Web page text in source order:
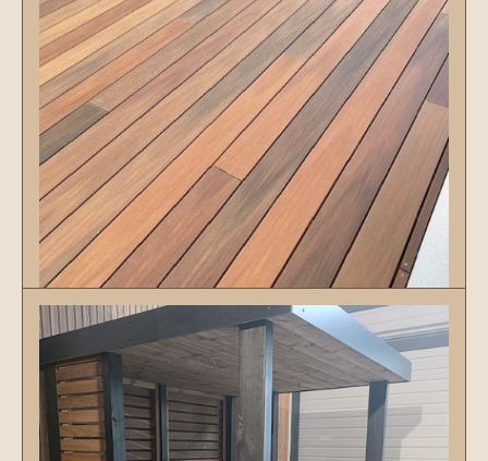
terrasses
Découvrir